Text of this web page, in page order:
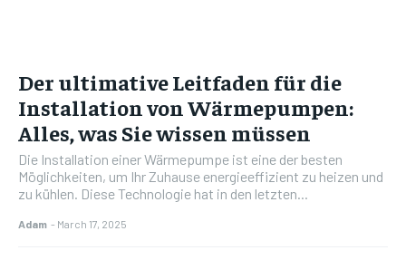
Der ultimative Leitfaden für die
Installation von Wärmepumpen:
Alles, was Sie wissen müssen
Die Installation einer Wärmepumpe ist eine der besten
Möglichkeiten, um Ihr Zuhause energieeffizient zu heizen und
zu kühlen. Diese Technologie hat in den letzten...
Adam - March 17, 2025